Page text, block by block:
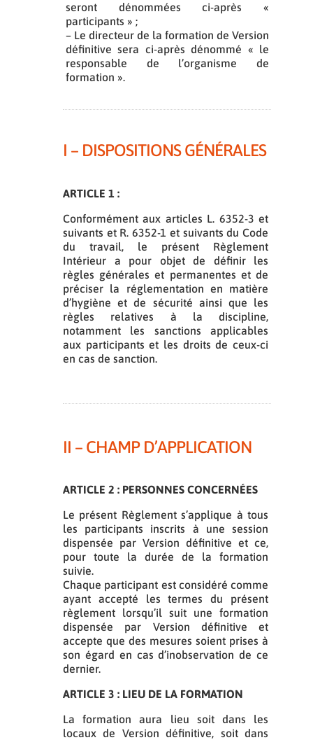
seront dénommées ci-après «
participants » ;
– Le directeur de la formation de Version
définitive sera ci-après dénommé « le
responsable de l’organisme de
formation ».
I – DISPOSITIONS GÉNÉRALES
ARTICLE 1 :
Conformément aux articles L. 6352-3 et
suivants et R. 6352-1 et suivants du Code
du travail, le présent Règlement
Intérieur a pour objet de définir les
règles générales et permanentes et de
préciser la réglementation en matière
d’hygiène et de sécurité ainsi que les
règles relatives à la discipline,
notamment les sanctions applicables
aux participants et les droits de ceux-ci
en cas de sanction.
II – CHAMP D’APPLICATION
ARTICLE 2 : PERSONNES CONCERNÉES
Le présent Règlement s’applique à tous
les participants inscrits à une session
dispensée par Version définitive et ce,
pour toute la durée de la formation
suivie.
Chaque participant est considéré comme
ayant accepté les termes du présent
règlement lorsqu’il suit une formation
dispensée par Version définitive et
accepte que des mesures soient prises à
son égard en cas d’inobservation de ce
dernier.
ARTICLE 3 : LIEU DE LA FORMATION
La formation aura lieu soit dans les
locaux de Version définitive, soit dans